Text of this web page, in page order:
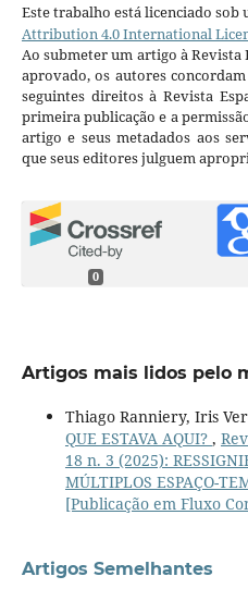
Este trabalho está licenciado sob
Attribution 4.0 International
Ao submeter um artigo à Revista
aprovado, os autores
seguintes direitos à Revista
primeira publicação e a
artigo e seus metadados aos
que seus editores julguem
0
Artigos mais lidos pelo
Thiago Ranniery, Iris
QUE ESTAVA AQUI? ,
18 n. 3 (2025):
MÚLTIPLOS ESPAÇO-
[Publicação em Fluxo
Artigos Semelhantes